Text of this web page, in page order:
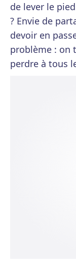
de lever le
? Envie de
devoir en
problème : on
perdre à tous